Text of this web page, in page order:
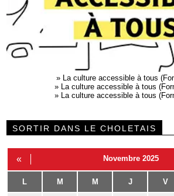
» La culture accessible à tous
» La culture accessible à tous
» La culture accessible à tous
SORTIR DANS LE CHOLETAIS
« Novembre 2025
L M M J V